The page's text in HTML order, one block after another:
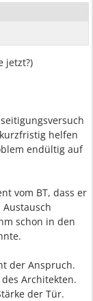
jetzt?)
helfen
endültig auf
vom BT, dass er
schon in den
der Anspruch.
Architekten.
der Tür.